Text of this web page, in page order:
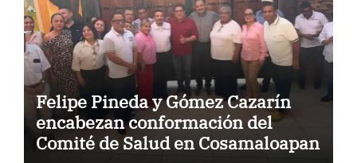
Felipe Pineda y Gómez Cazarín
encabezan conformación del
Comité de Salud en Cosamaloapan